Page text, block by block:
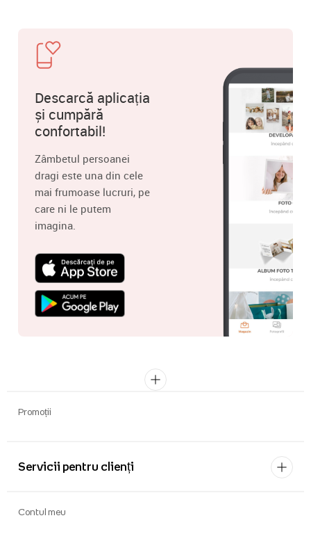
Descarcă aplicația
și cumpără
confortabil!
Zâmbetul persoanei
dragi este una din cele
mai frumoase lucruri, pe
care ni le putem
imagina.
Promoții
Servicii pentru clienți
Contul meu